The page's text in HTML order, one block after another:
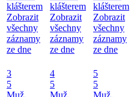
klášterem
Zobrazit
všechny
záznamy
ze dne
klášterem
Zobrazit
všechny
záznamy
ze dne
klášterem
Zobrazit
všechny
záznamy
ze dne
3
5
4
5
5
5